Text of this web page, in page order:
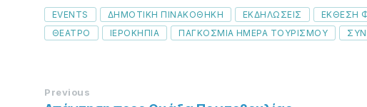
Tags
EVENTS ΔΗΜΟΤΙΚΗ ΠΙΝΑΚΟΘΗΚΗ ΕΚΔΗΛΩΣΕΙΣ ΕΚΘΕΣΗ
ΘΕΑΤΡΟ
ΙΕΡΟΚΗΠΙΑ ΠΑΓΚΟΣΜΙΑ ΗΜΕΡΑ ΤΟΥΡΙΣΜΟΥ
Previous